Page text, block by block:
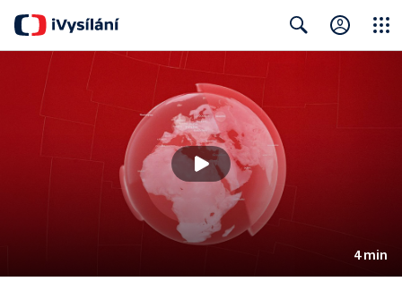
4 min